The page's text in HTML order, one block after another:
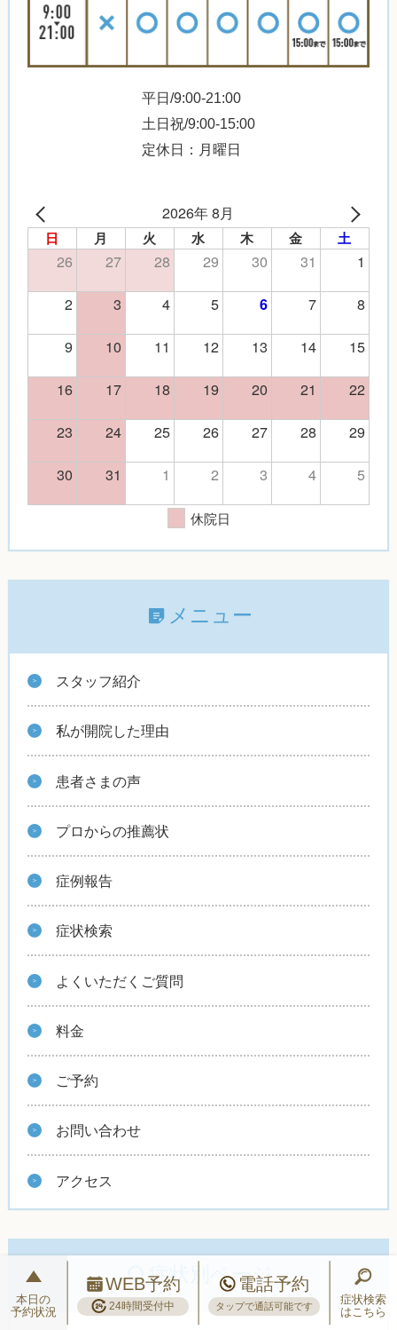
平日/9:00-21:00
土日祝/9:00-15:00
定休日：月曜日
2026年 8月
日 月 火 水 木 金 土
26 27 28 29 30 31
1
2
3 4 5 6 7
8
9
10 11 12 13 14
15
16
17 18 19 20 21
22
23
24 25 26 27 28
29
30
31 1 2 3 4 5
休院日
メニュー
スタッフ紹介
私が開院した理由
患者さまの声
プロからの推薦状
症例報告
症状検索
よくいただくご質問
料金
ご予約
お問い合わせ
アクセス
症状別ページ
本日の
予約状況
WEB予約
24時間受付中
電話予約
タップで通話可能です
症状検索
はこちら